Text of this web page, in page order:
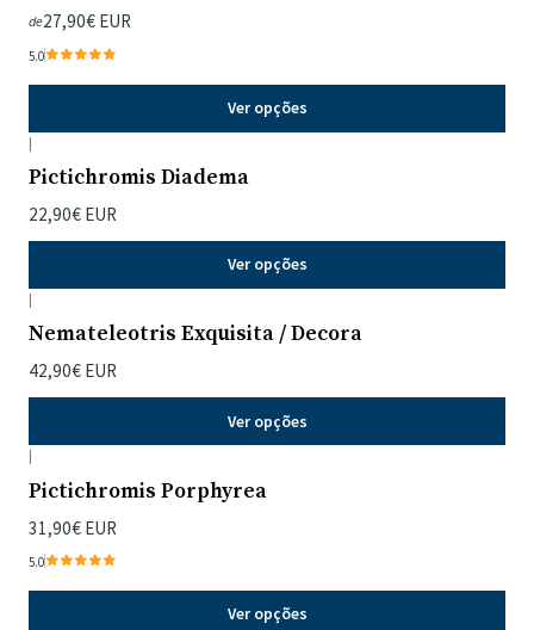
de27,90€ EUR
5.0
Ver opções
|
Pictichromis Diadema
22,90€ EUR
Ver opções
|
Nemateleotris Exquisita / Decora
42,90€ EUR
Ver opções
|
Pictichromis Porphyrea
31,90€ EUR
5.0
Ver opções